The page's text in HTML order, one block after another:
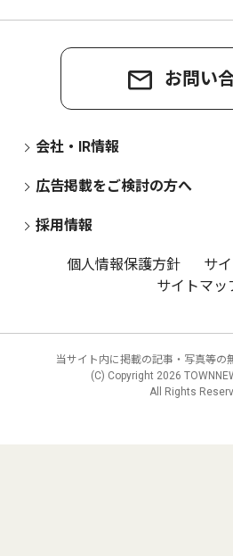
お問い
会社・IR情報
広告掲載をご検討の方へ
採用情報
個人情報保護方針
サ
サイトマッ
当サイト内に掲載の記事・写真等の
(C) Copyright 2026
All Rights